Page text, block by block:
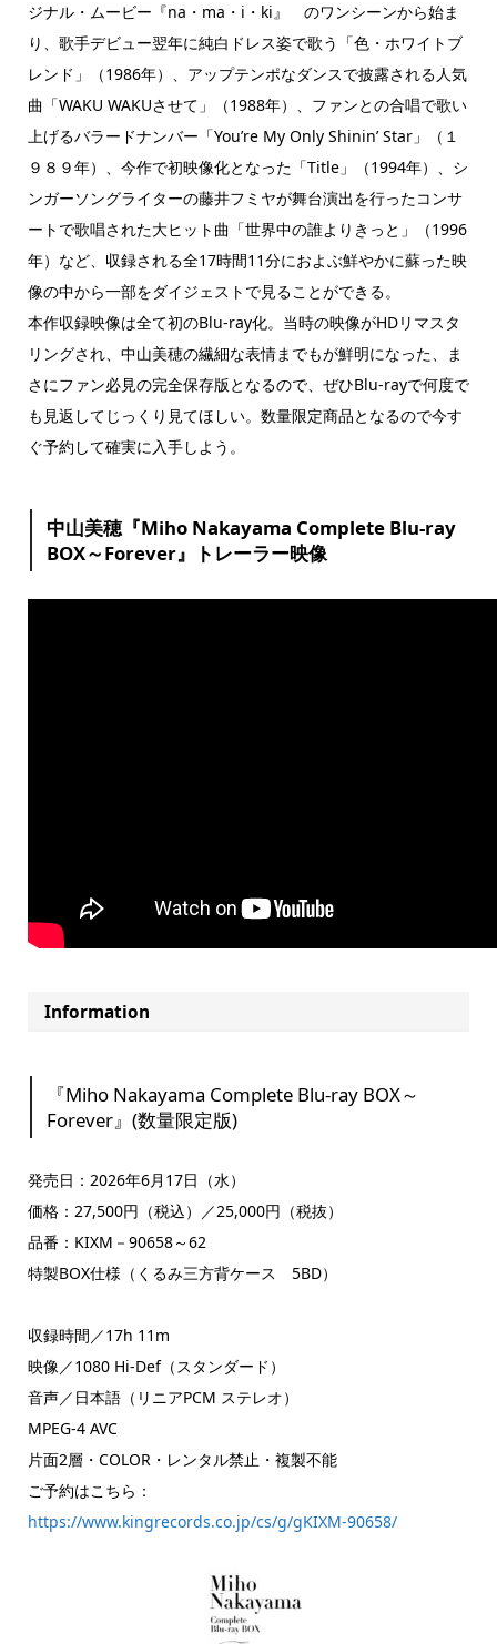
ジナル・ムービー『na・ma・i・ki』 のワンシーンから始ま
り、歌手デビュー翌年に純白ドレス姿で歌う「色・ホワイトブ
レンド」（1986年）、アップテンポなダンスで披露される人気
曲「WAKU WAKUさせて」（1988年）、ファンとの合唱で歌い
上げるバラードナンバー「You’re My Only Shinin’ Star」（１
９８９年）、今作で初映像化となった「Title」（1994年）、シ
ンガーソングライターの藤井フミヤが舞台演出を行ったコンサ
ートで歌唱された大ヒット曲「世界中の誰よりきっと」（1996
年）など、収録される全17時間11分におよぶ鮮やかに蘇った映
像の中から一部をダイジェストで見ることができる。
本作収録映像は全て初のBlu-ray化。当時の映像がHDリマスタ
リングされ、中山美穂の繊細な表情までもが鮮明になった、ま
さにファン必見の完全保存版となるので、ぜひBlu-rayで何度で
も見返してじっくり見てほしい。数量限定商品となるので今す
ぐ予約して確実に入手しよう。
中山美穂『Miho Nakayama Complete Blu-ray
BOX～Forever』トレーラー映像
Information
『Miho Nakayama Complete Blu-ray BOX～
Forever』(数量限定版)
発売日：2026年6月17日（水）
価格：27,500円（税込）／25,000円（税抜）
品番：KIXM－90658～62
特製BOX仕様（くるみ三方背ケース 5BD）
収録時間／17h 11m
映像／1080 Hi-Def（スタンダード）
音声／日本語（リニアPCM ステレオ）
MPEG-4 AVC
片面2層・COLOR・レンタル禁止・複製不能
ご予約はこちら：
https://www.kingrecords.co.jp/cs/g/gKIXM-90658/